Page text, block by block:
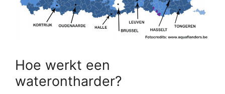
Hoe werkt een
waterontharder?